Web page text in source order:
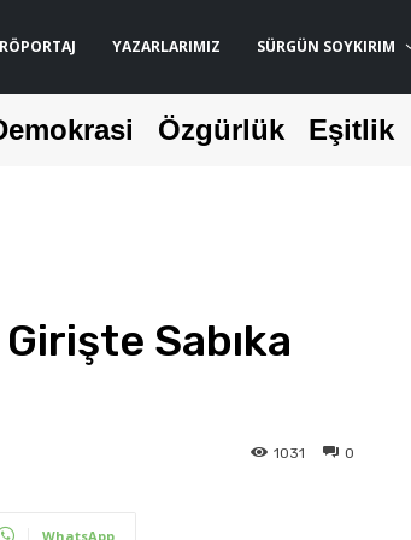
RÖPORTAJ YAZARLARIMIZ SÜRGÜN SOYKIRIM
Özgürlük Eşitlik
Sabıka
0
1031
WhatsApp